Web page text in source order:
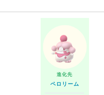
進化先
ペロリーム